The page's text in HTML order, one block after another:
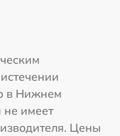
в Нижнем
не имеет
Цены